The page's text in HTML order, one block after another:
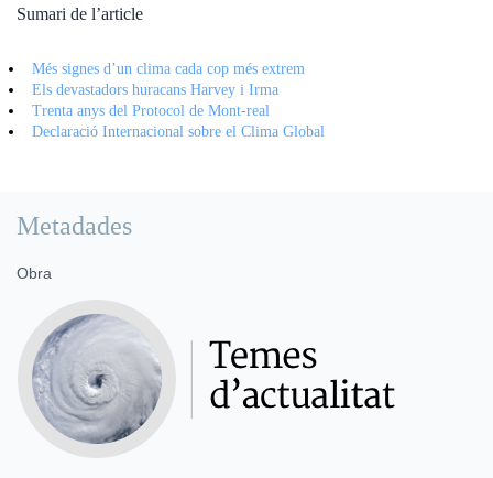
Sumari de l’article
Més signes d’un clima cada cop més extrem
Els devastadors huracans Harvey i Irma
Trenta anys del Protocol de Mont-real
Declaració Internacional sobre el Clima Global
Metadades
Obra